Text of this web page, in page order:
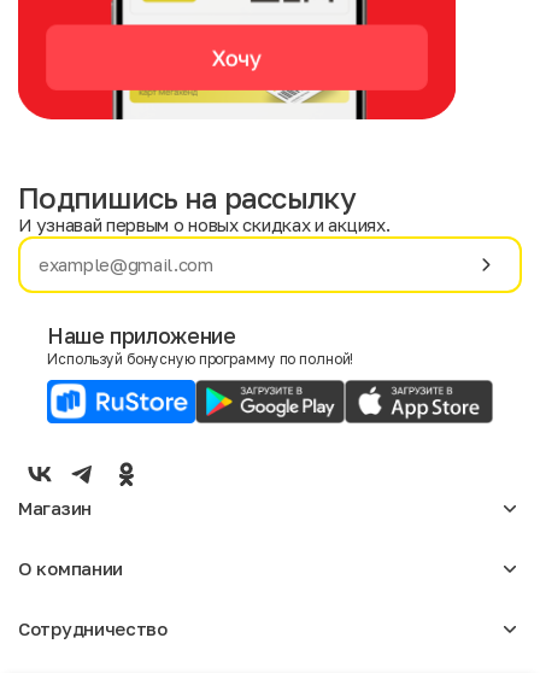
Имя
E-mail
Мужской
Подпишись на рассылку
И узнавай первым о новых скидках и акциях.
Наше приложение
Используй бонусную программу по полной!
Магазин
Мужское
О компании
Отзывы
Сотрудничество